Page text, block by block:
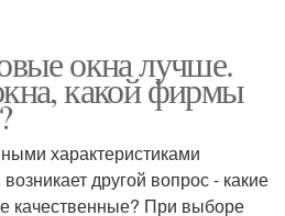
окна лучше.
какой фирмы
характеристиками
другой вопрос - какие
качественные? При выборе